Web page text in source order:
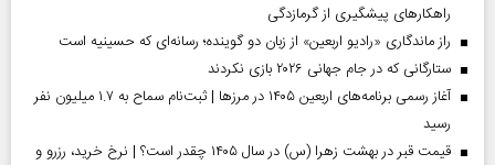
راهکارهای پیشگیری از گرمازدگی
راز ماندگاری «رادیو اربعین» از زبان دو گوینده؛ رسانه‌ای که حسینیه است
ستارگانی که در جام جهانی ۲۰۲۶ بازی نکردند
آغاز رسمی برنامه‌های اربعین ۱۴۰۵ در مرز‌ها | ثبت‌نام سماح به ۱.۷ میلیون نفر
رسید
قیمت قبر در بهشت زهرا (س) در سال ۱۴۰۵ چقدر است؟ | نرخ خرید، رزرو و